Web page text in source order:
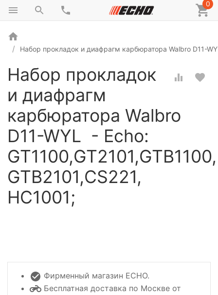
0
Набор прокладок и диафрагм карбюратора Walbro D11-
Набор прокладок
и диафрагм
карбюратора Walbro
D11-WYL - Echo:
GT1100,GT2101,GTB1100,
GTB2101,CS221,
HC1001;
Фирменный магазин ECHO.
Бесплатная доставка по Москве от